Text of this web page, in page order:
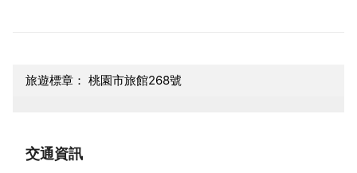
旅遊標章： 桃園市旅館268號
交通資訊